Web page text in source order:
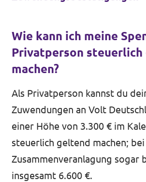
Wie kann ich meine
Privatperson steuerlich
machen?
Als Privatperson kannst du
Zuwendungen an Volt
einer Höhe von 3.300 € im
steuerlich geltend machen; bei
Zusammenveranlagung sogar
insgesamt 6.600 €.